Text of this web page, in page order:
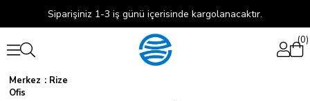
Siparişiniz 1-3 iş günü içerisinde kargolanacaktır.
0
Merkez
Ofis
: Rize